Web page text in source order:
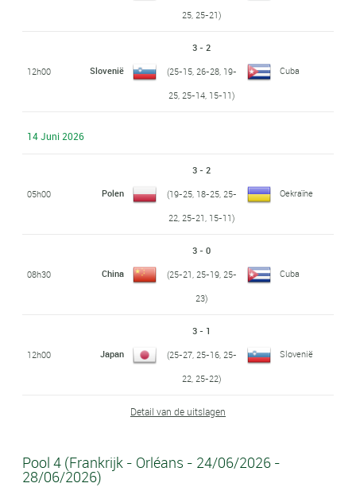
25, 25-21)
12h00 Slovenië
3 - 2
(25-15, 26-28, 19-
25, 25-14, 15-11)
Cuba
14 Juni 2026
05h00 Polen
3 - 2
(19-25, 18-25, 25-
22, 25-21, 15-11)
Oekraïne
08h30 China
3 - 0
(25-21, 25-19, 25-
23)
Cuba
12h00 Japan
3 - 1
(25-27, 25-16, 25-
22, 25-22)
Slovenië
Detail van de uitslagen
Pool 4 (Frankrijk - Orléans - 24/06/2026 -
28/06/2026)